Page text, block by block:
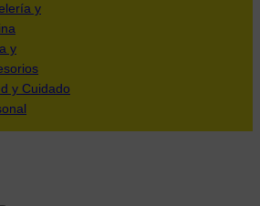
y
y
y Cuidado